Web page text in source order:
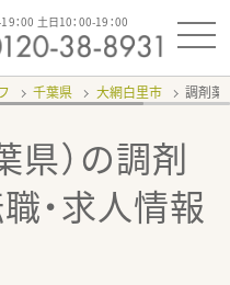
：00 土日10：00-19：00
千葉県 大網白里市 調剤
県）の調剤
・求人情報